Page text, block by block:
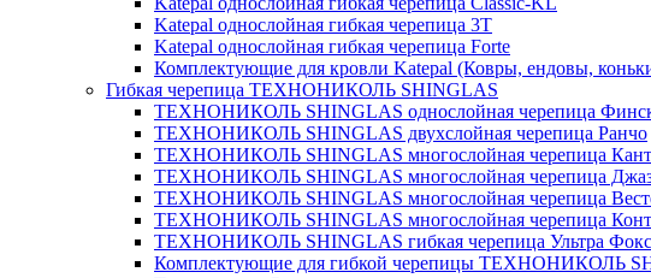
Katepal однослойная гибкая черепица 3T
Katepal однослойная гибкая черепица Forte
Комплектующие для кровли Katepal (Ковры, ендовы,
Гибкая черепица ТЕХНОНИКОЛЬ SHINGLAS
ТЕХНОНИКОЛЬ SHINGLAS однослойная черепица
ТЕХНОНИКОЛЬ SHINGLAS двухслойная черепица Ранчо
ТЕХНОНИКОЛЬ SHINGLAS многослойная черепица
ТЕХНОНИКОЛЬ SHINGLAS многослойная черепица
ТЕХНОНИКОЛЬ SHINGLAS многослойная черепица
ТЕХНОНИКОЛЬ SHINGLAS многослойная черепица
ТЕХНОНИКОЛЬ SHINGLAS гибкая черепица Ультра
Комплектующие для гибкой черепицы ТЕХНОНИКОЛЬ